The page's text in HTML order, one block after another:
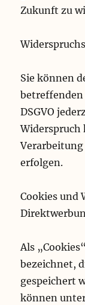
Zukunft zu
Sie können
betreffenden
DSGVO
Widerspruch
erfolgen.
Cookies und
Als
bezeichnet,
gespeichert
können